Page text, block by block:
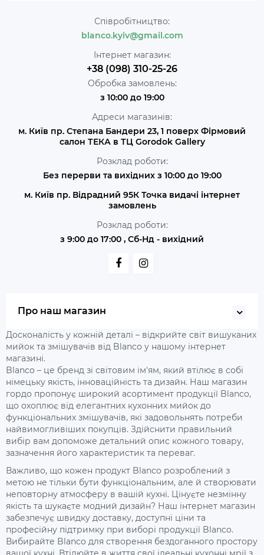
Співробітництво:
blanco.kyiv@gmail.com
Інтернет магазин:
+38 (098) 310-25-26
Обробка замовлень:
з 10:00 до 19:00
Адреси магазинів:
м. Київ пр. Степана Бандери 23, 1 поверх Фірмовий
салон ТЕКА в ТЦ Gorodok Gallery
Розклад роботи:
Без перерви та вихідних з 10:00 до 19:00
м. Київ пр. Відрадний 95К Точка видачі інтернет
замовлень
Розклад роботи:
з 9:00 до 17:00 , Сб-Нд - вихідний
Про наш магазин
Досконалість у кожній деталі – відкрийте світ вишуканих
мийок та змішувачів від Blanco у нашому інтернет
магазині.
Blanco – це бренд зі світовим ім'ям, який втілює в собі
німецьку якість, інноваційність та дизайн. Наш магазин
гордо пропонує широкий асортимент продукції Blanco,
що охоплює від елегантних кухонних мийок до
функціональних змішувачів, які задовольнять потреби
найвимогливіших покупців. Здійснити правильний
вибір вам допоможе детальний опис кожного товару,
зазначення його характеристик та переваг.
Важливо, що кожен продукт Blanco розроблений з
метою не тільки бути функціональним, але й створювати
неповторну атмосферу в вашій кухні. Цінуєте незмінну
якість та шукаєте модний дизайн? Наш інтернет магазин
забезпечує швидку доставку, доступні ціни та
професійну підтримку при виборі продукції Blanco.
Вибирайте Blanco для створення бездоганного простору